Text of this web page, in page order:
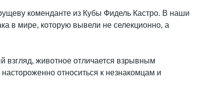
коменданте из Кубы Фидель Кастро. В наши
в мире, которую вывели не селекционно, а
взгляд, животное отличается взрывным
относиться к незнакомцам и